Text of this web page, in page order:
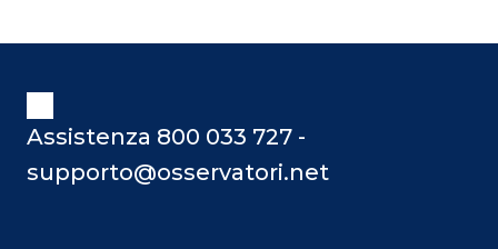
Assistenza 800 033 727 -
supporto@osservatori.net